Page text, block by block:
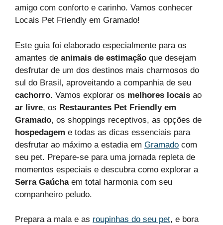
amigo com conforto e carinho. Vamos conhecer
Locais Pet Friendly em Gramado!
Este guia foi elaborado especialmente para os
amantes de animais de estimação que desejam
desfrutar de um dos destinos mais charmosos do
sul do Brasil, aproveitando a companhia de seu
cachorro. Vamos explorar os melhores locais ao
ar livre, os Restaurantes Pet Friendly em
Gramado, os shoppings receptivos, as opções de
hospedagem e todas as dicas essenciais para
desfrutar ao máximo a estadia em Gramado com
seu pet. Prepare-se para uma jornada repleta de
momentos especiais e descubra como explorar a
Serra Gaúcha em total harmonia com seu
companheiro peludo.
Prepara a mala e as roupinhas do seu pet, e bora